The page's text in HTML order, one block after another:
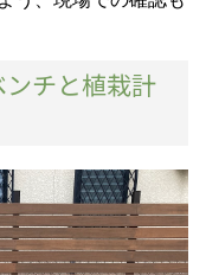
チと植栽計